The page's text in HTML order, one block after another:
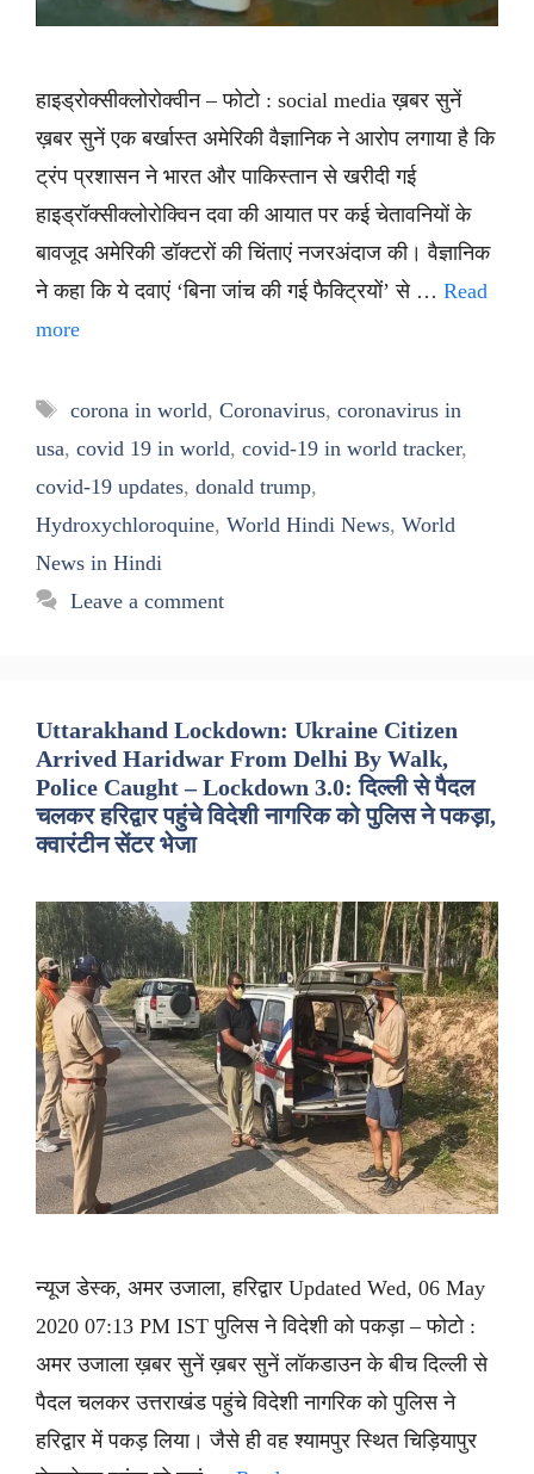
हाइड्रोक्सीक्लोरोक्वीन – फोटो : social media ख़बर सुनें
ख़बर सुनें एक बर्खास्त अमेरिकी वैज्ञानिक ने आरोप लगाया है कि
ट्रंप प्रशासन ने भारत और पाकिस्तान से खरीदी गई
हाइड्रॉक्सीक्लोरोक्विन दवा की आयात पर कई चेतावनियों के
बावजूद अमेरिकी डॉक्टरों की चिंताएं नजरअंदाज की। वैज्ञानिक
ने कहा कि ये दवाएं ‘बिना जांच की गई फैक्ट्रियों’ से … Read
more
Tags
corona in world, Coronavirus, coronavirus in
usa, covid 19 in world, covid-19 in world tracker,
covid-19 updates, donald trump,
Hydroxychloroquine, World Hindi News, World
News in Hindi
Leave a comment
Uttarakhand Lockdown: Ukraine Citizen
Arrived Haridwar From Delhi By Walk,
Police Caught – Lockdown 3.0: दिल्ली से पैदल
चलकर हरिद्वार पहुंचे विदेशी नागरिक को पुलिस ने पकड़ा,
क्वारंटीन सेंटर भेजा
न्यूज डेस्क, अमर उजाला, हरिद्वार Updated Wed, 06 May
2020 07:13 PM IST पुलिस ने विदेशी को पकड़ा – फोटो :
अमर उजाला ख़बर सुनें ख़बर सुनें लॉकडाउन के बीच दिल्ली से
पैदल चलकर उत्तराखंड पहुंचे विदेशी नागरिक को पुलिस ने
हरिद्वार में पकड़ लिया। जैसे ही वह श्यामपुर स्थित चिड़ियापुर